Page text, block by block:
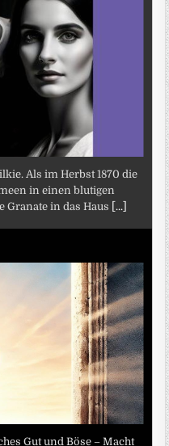
Als im Herbst 1870 die
in einen blutigen
Granate in das Haus [...]
Gut und Böse – Macht